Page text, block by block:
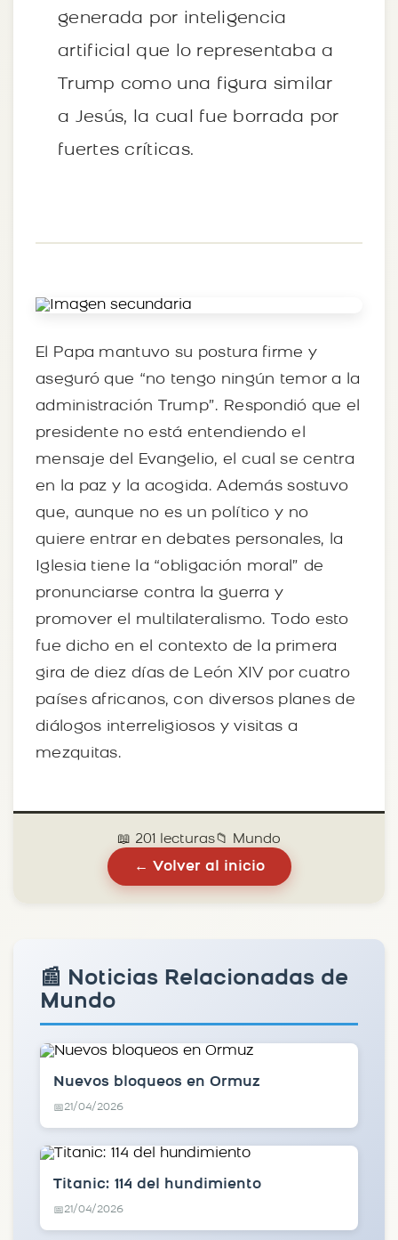
generada por inteligencia
artificial que lo representaba a
Trump como una figura similar
a Jesús, la cual fue borrada por
fuertes críticas.
El Papa mantuvo su postura firme y
aseguró que “no tengo ningún temor a la
administración Trump”. Respondió que el
presidente no está entendiendo el
mensaje del Evangelio, el cual se centra
en la paz y la acogida. Además sostuvo
que, aunque no es un político y no
quiere entrar en debates personales, la
Iglesia tiene la “obligación moral” de
pronunciarse contra la guerra y
promover el multilateralismo. Todo esto
fue dicho en el contexto de la primera
gira de diez días de León XIV por cuatro
países africanos, con diversos planes de
diálogos interreligiosos y visitas a
mezquitas.
📖 201 lecturas📁 Mundo
← Volver al inicio
📰 Noticias Relacionadas de
Mundo
Nuevos bloqueos en Ormuz
📅21/04/2026
Titanic: 114 del hundimiento
📅21/04/2026